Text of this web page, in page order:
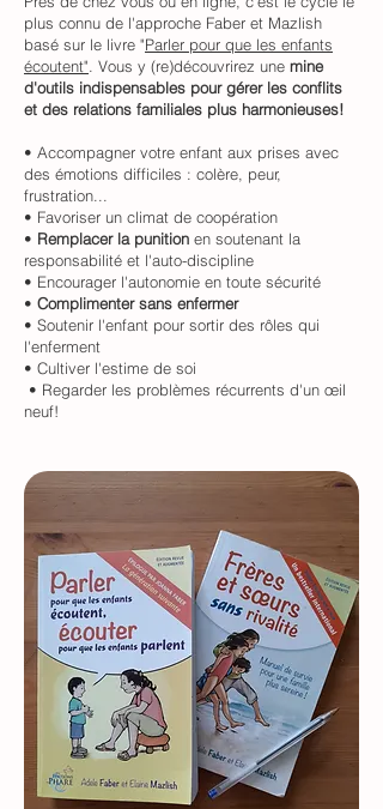
plus connu de l'approche Faber et Mazlish
basé sur le livre "Parler pour que les enfants
écoutent" . Vous y (re)découvrirez une mine
d'outils indispensables pour gérer les conflits
et des relations familiales plus harmonieuses!
• Accompagner votre enfant aux prises avec
des émotions difficiles : colère, peur,
frustration...
• Favoriser un climat de coopération
• Remplacer la punition en soutenant la
responsabilité et l'auto-discipline
• Encourager l'autonomie en toute sécurité
• Complimenter sans enfermer
• Soutenir l'enfant pour sortir des rôles qui
l'enferment
• Cultiver l'estime de soi
• Regarder les problèmes récurrents d'un œil
neuf!